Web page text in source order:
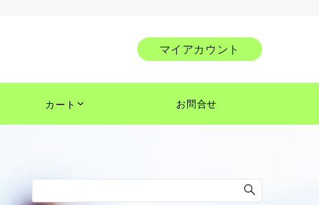
マイアカウント
カート お問合せ